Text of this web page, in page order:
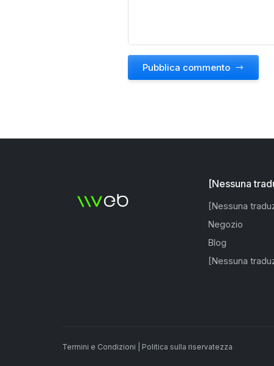
Pubblica commento
[Nessuna
[Nessuna
Negozio
Blog
[Nessuna
Termini e Condizioni Politica sulla riservatezza